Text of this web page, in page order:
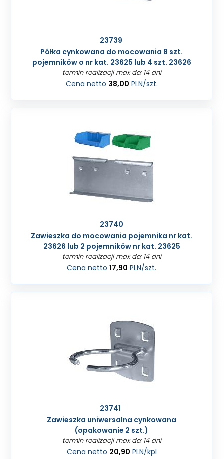
23739
Półka cynkowana do mocowania 8 szt.
pojemników o nr kat. 23625 lub 4 szt. 23626
termin realizacji max do: 14 dni
Cena netto 38,00 PLN/szt.
23740
Zawieszka do mocowania pojemnika nr kat.
23626 lub 2 pojemników nr kat. 23625
termin realizacji max do: 14 dni
Cena netto17,90 PLN/szt.
23741
Zawieszka uniwersalna cynkowana
(opakowanie 2 szt.)
termin realizacji max do: 14 dni
Cena netto 20,90 PLN/kpl